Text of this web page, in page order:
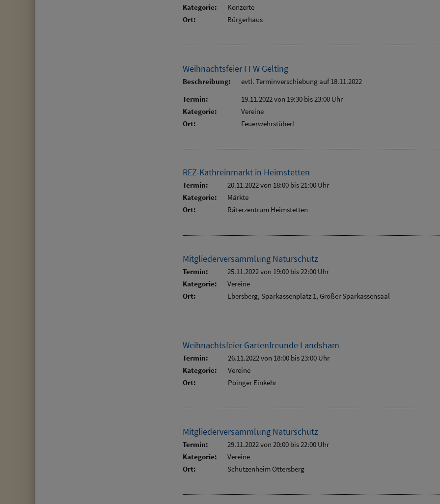
Kategorie:
Konzerte
Ort:
Bürgerhaus
Weihnachtsfeier FFW Gelting
Beschreibung:
evtl. Terminverschiebung auf 18.11.2022
Termin:
19.11.2022 von 19:30 bis 23:00 Uhr
Kategorie:
Vereine
Ort:
Feuerwehrstüberl
REZ-Kathreinmarkt in Heimstetten
Termin: 20.11.2022 von 18:00 bis 21:00 Uhr
Kategorie:
Märkte
Ort:
Räterzentrum Heimstetten
Mitgliederversammlung Naturschutz
Termin: 25.11.2022 von 19:00 bis 22:00 Uhr
Kategorie:
Vereine
Ort:
Ebersberg, Sparkassenplatz 1, Großer Sparkassensaal
Weihnachtsfeier Gartenfreunde Landsham
Termin: 26.11.2022 von 18:00 bis 23:00 Uhr
Kategorie:
Vereine
Ort:
Poinger Einkehr
Mitgliederversammlung Naturschutz
Termin: 29.11.2022 von 20:00 bis 22:00 Uhr
Kategorie:
Vereine
Ort:
Schützenheim Ottersberg